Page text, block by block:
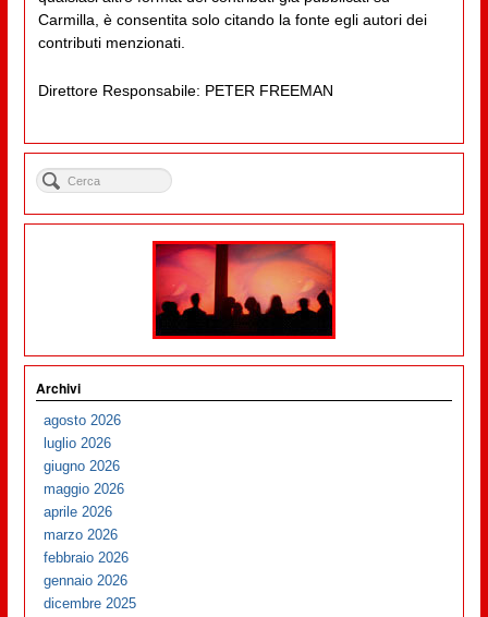
Carmilla, è consentita solo citando la fonte egli autori dei
contributi menzionati.
Direttore Responsabile: PETER FREEMAN
Archivi
agosto 2026
luglio 2026
giugno 2026
maggio 2026
aprile 2026
marzo 2026
febbraio 2026
gennaio 2026
dicembre 2025